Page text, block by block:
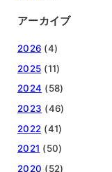
アーカイブ
2026 (4)
2025 (11)
2024 (58)
2023 (46)
2022 (41)
2021 (50)
2020 (52)